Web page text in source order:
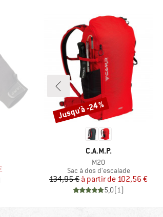
MARQUE
C.A.M.P.
Article
M20
Product group
Sac à dos d'escalade
Prix
134,95 € Prix réduit
à partir de 102,56 €
5,0(1)
Remise
Jusqu'à -24 %